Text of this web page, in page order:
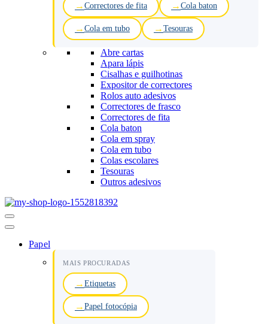
Correctores de fita Cola baton
Cola em tubo Tesouras
Abre cartas
Apara lápis
Cisalhas e guilhotinas
Expositor de correctores
Rolos auto adesivos
Correctores de frasco
Correctores de fita
Cola baton
Cola em spray
Cola em tubo
Colas escolares
Tesouras
Outros adesivos
Menu
de
Papel
MAIS PROCURADAS
Etiquetas
Papel fotocópia